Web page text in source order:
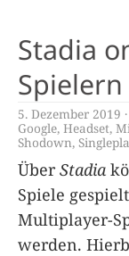
Stadia
5. Dezember 2019
Google, Headset,
Shodown,
ÜberStadia
Spiele
Multiplayer-
werden.